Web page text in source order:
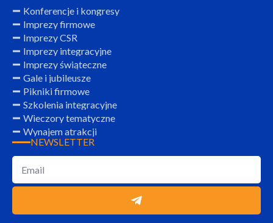
Konferencje i kongresy
Imprezy firmowe
Imprezy CSR
Imprezy integracyjne
Imprezy świąteczne
Gale i jubileusze
Pikniki firmowe
Szkolenia integracyjne
Wieczory tematyczne
Wynajem atrakcji
NEWSLETTER